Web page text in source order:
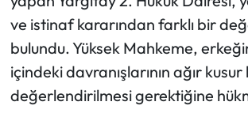
ve istinaf kararından farklı bir
bulundu. Yüksek Mahkeme,
içindeki davranışlarının ağır
değerlendirilmesi gerektiğine
Turizm
Uğurludağ Haberleri
Yaşam